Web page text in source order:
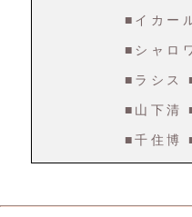
■イカー
■シャロ
■ラシス
■山下清
■千住博